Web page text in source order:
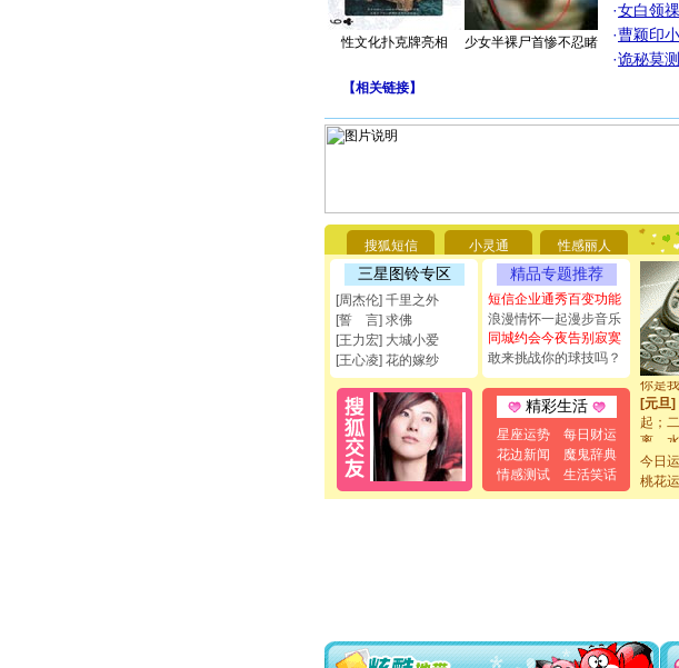
性文化扑克牌亮相 少女半裸尸首惨不忍睹
·女白领
·曹颖印
·诡秘莫
【相关链接】
搜狐短信 小灵通 性感丽人
三星图铃专区
[周杰伦] 千里之外
[誓 言] 求佛
[王力宏] 大城小爱
[王心凌] 花的嫁纱
精品专题推荐
短信企业通秀百变功能
浪漫情怀一起漫步音乐
同城约会今夜告别寂寞
敢来挑战你的球技吗？
精彩生活
星座运势
每日财运
花边新闻
魔鬼辞典
情感测试
生活笑话
要平
[圣诞
能正
都要
[圣诞
如意,
[元旦]
断电
你是
[元旦]
起；
离。
泣，
卖了
你太
要平
今日
桃花